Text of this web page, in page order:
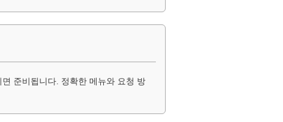
준비됩니다. 정확한 메뉴와 요청 방